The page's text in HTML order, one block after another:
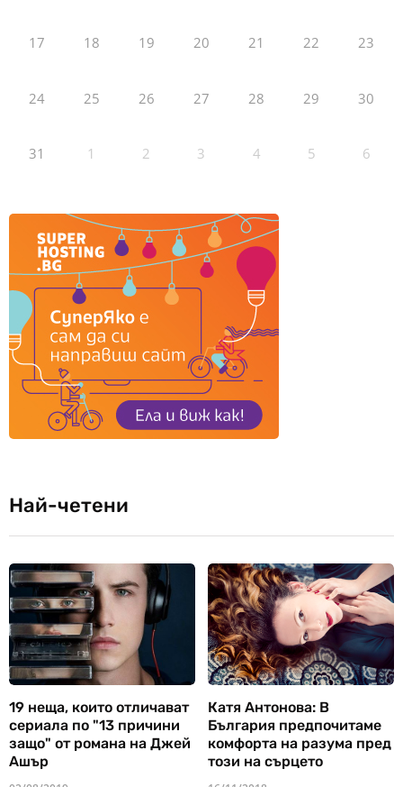
17 18 19 20 21 22 23
24 25 26 27 28 29 30
31 1 2 3 4 5 6
Най-четени
19 неща, които отличават
сериала по "13 причини
защо" от романа на Джей
Ашър
Катя Антонова: В
България предпочитаме
комфорта на разума пред
този на сърцето